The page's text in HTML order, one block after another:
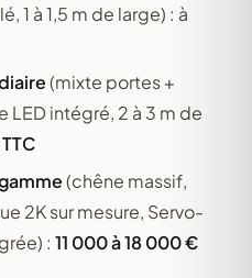
1 à 1,5 m de large) : à
(mixte portes +
LED intégré, 2 à 3 m de
(chêne massif,
2K sur mesure, Servo-
: 11 000 à 18 000 €